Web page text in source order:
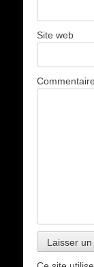
Site web
Commentaire